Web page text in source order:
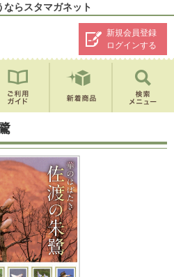
らスタマガネット
新規会員登録
ログインする